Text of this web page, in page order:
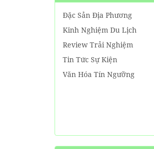
Đặc Sản Địa Phương
Kinh Nghiệm Du Lịch
Review Trải Nghiệm
Tin Tức Sự Kiện
Văn Hóa Tín Ngưỡng